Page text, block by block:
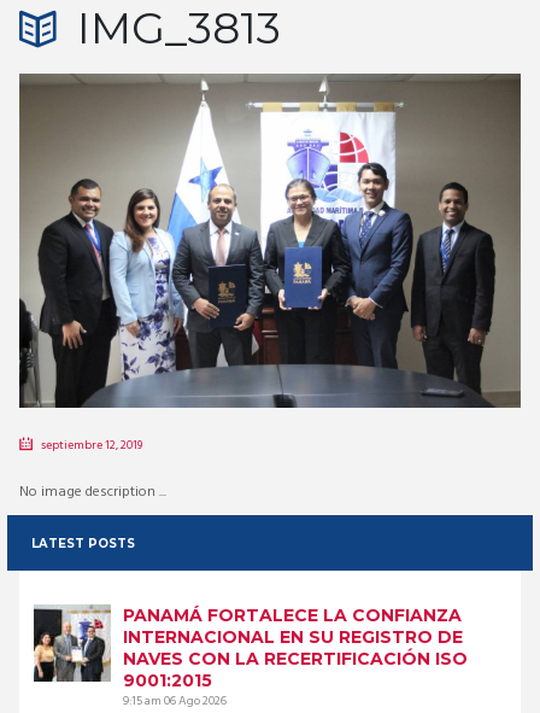
IMG_3813
septiembre 12, 2019
No image description ...
LATEST POSTS
PANAMÁ FORTALECE LA CONFIANZA
INTERNACIONAL EN SU REGISTRO DE
NAVES CON LA RECERTIFICACIÓN ISO
9001:2015
9:15 am06 Ago 2026